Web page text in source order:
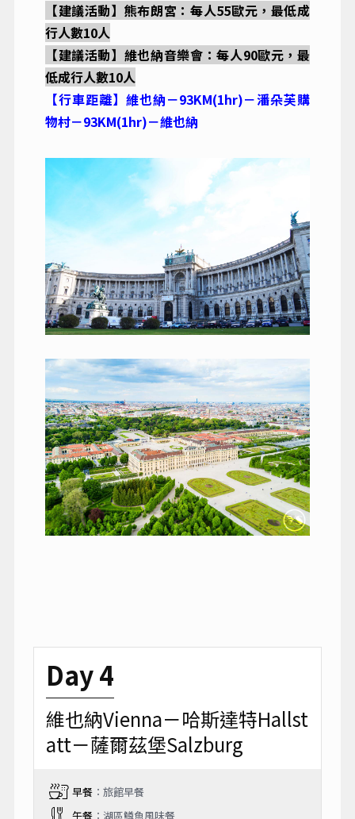
【建議活動】 熊布朗宮：每人55歐元，最低成
行人數10人
【建議活動】維也納音樂會：每人90歐元，最
低成行人數10人
【行車距離】維也納－93KM(1hr)－潘朵芙購
物村－93KM(1hr)－維也納